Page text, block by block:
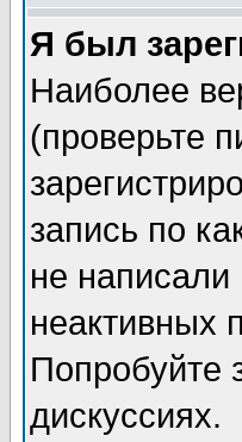
Я был
Наиболее
(проверьте
запись по
не
неактивных
Попробуйте
дискуссиях.